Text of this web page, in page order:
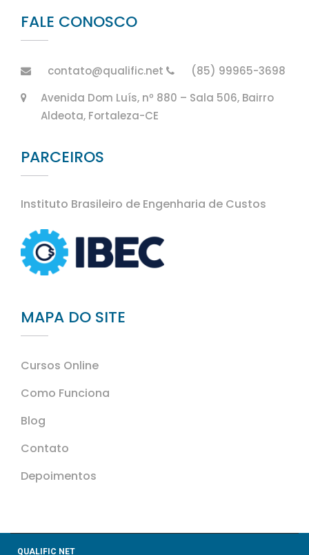
FALE CONOSCO
contato@qualific.net
(85) 99965-3698
Avenida Dom Luís, nº 880 – Sala 506, Bairro
Aldeota, Fortaleza-CE
PARCEIROS
Instituto Brasileiro de Engenharia de Custos
MAPA DO SITE
Cursos Online
Como Funciona
Blog
Contato
Depoimentos
QUALIFIC NET